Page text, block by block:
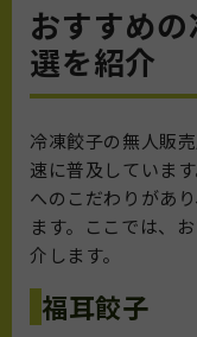
おすすめ
選を紹介
冷凍餃子の無人販
速に普及していま
へのこだわりがあ
ます。ここでは、
介します。
福耳餃子